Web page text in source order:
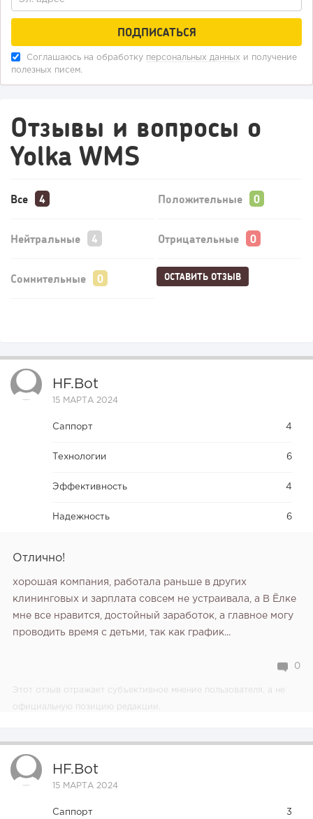
Соглашаюсь на обработку персональных данных и получение
полезных писем.
Отзывы и вопросы о
Yolka WMS
Все Положительные
Нейтральные Отрицательные
Сомнительные ОСТАВИТЬ ОТЗЫВ
HF.bot
15 МАРТА 2024
Саппорт 4
Технологии 6
Эффективность 4
Надежность 6
Отлично!
хорошая компания, работала раньше в других
клининговых и зарплата совсем не устраивала, а В Ёлке
мне все нравится, достойный заработок, а главное могу
проводить время с детьми, так как график...
0
Этот отзыв отражает субъективное мнение пользователя, а не
официальную позицию редакции.
HF.bot
15 МАРТА 2024
Саппорт 3